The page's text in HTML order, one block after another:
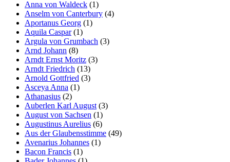
Anna von Waldeck (1)
Anselm von Canterbury (4)
Aportanus Georg (1)
Aquila Caspar(1)
Argula von Grumbach (3)
Arnd Johann (8)
Arndt Ernst Moritz (3)
Arndt Friedrich (13)
Arnold Gottfried (3)
Asceya Anna (1)
Athanasius (2)
Auberlen Karl August (3)
August von Sachsen (1)
Augustinus Aurelius (6)
Aus der Glaubensstimme (49)
Avenarius Johannes (1)
Bacon Francis (1)